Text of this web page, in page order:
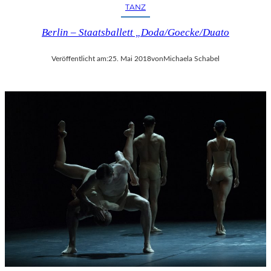
TANZ
Berlin – Staatsballett „Doda/Goecke/Duato
Veröffentlicht am:25. Mai 2018vonMichaela Schabel